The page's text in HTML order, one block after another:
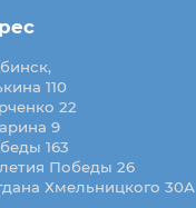
110
22
9
163
Победы 26
Хмельницкого 30А